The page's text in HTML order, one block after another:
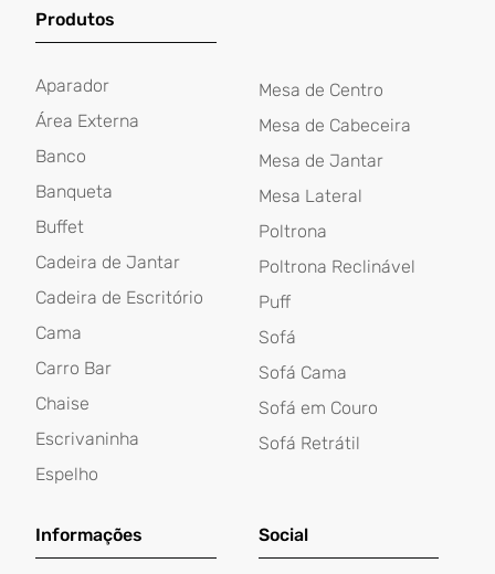
Produtos
Aparador
Área Externa
Banco
Banqueta
Buffet
Cadeira de Jantar
Cadeira de Escritório
Cama
Carro Bar
Chaise
Escrivaninha
Espelho
Mesa de Centro
Mesa de Cabeceira
Mesa de Jantar
Mesa Lateral
Poltrona
Poltrona Reclinável
Puff
Sofá
Sofá Cama
Sofá em Couro
Sofá Retrátil
Informações Social